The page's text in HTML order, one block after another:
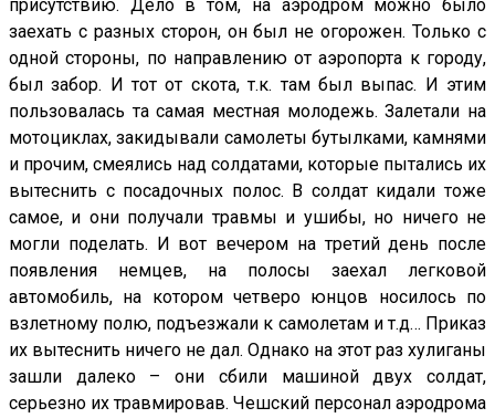
присутствию. Дело в том, на аэродром можно было
заехать с разных сторон, он был не огорожен. Только с
одной стороны, по направлению от аэропорта к городу,
был забор. И тот от скота, т.к. там был выпас. И этим
пользовалась та самая местная молодежь. Залетали на
мотоциклах, закидывали самолеты бутылками, камнями
и прочим, смеялись над солдатами, которые пытались их
вытеснить с посадочных полос. В солдат кидали тоже
самое, и они получали травмы и ушибы, но ничего не
могли поделать. И вот вечером на третий день после
появления немцев, на полосы заехал легковой
автомобиль, на котором четверо юнцов носилось по
взлетному полю, подъезжали к самолетам и т.д… Приказ
их вытеснить ничего не дал. Однако на этот раз хулиганы
зашли далеко – они сбили машиной двух солдат,
серьезно их травмировав. Чешский персонал аэродрома